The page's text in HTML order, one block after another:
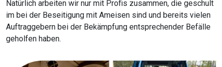
Natürlich arbeiten wir nur mit Profis zusammen, die geschult
im bei der Beseitigung mit Ameisen sind und bereits vielen
Auftraggebern bei der Bekämpfung entsprechender Befälle
geholfen haben.